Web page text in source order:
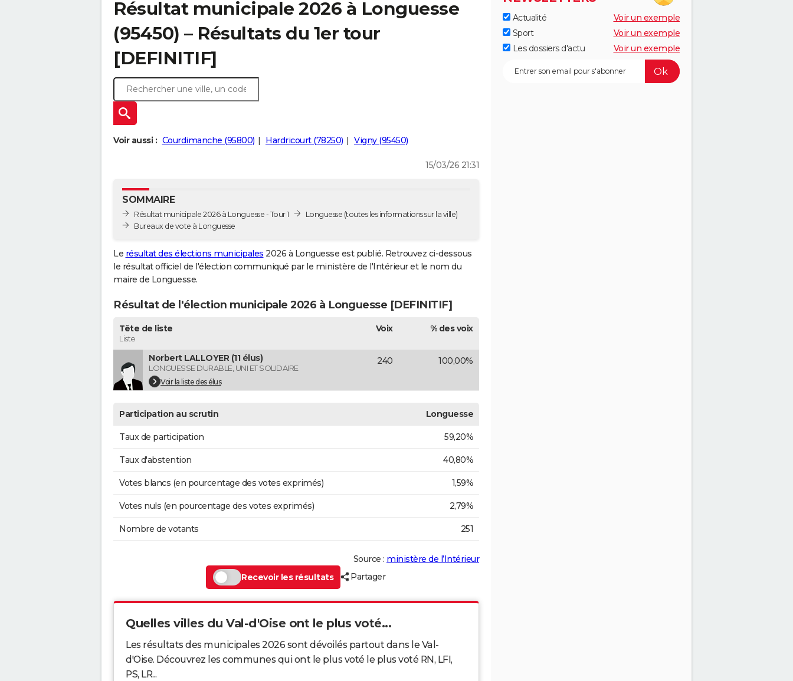
Résultat municipale 2026 à Longuesse
(95450) – Résultats du 1er tour
[DEFINITIF]
Voir aussi : Courdimanche (95800) Hardricourt (78250) Vigny (95450)
15/03/26 21:31
SOMMAIRE
Résultat municipale 2026 à Longuesse - Tour 1
Bureaux de vote à Longuesse
Longuesse (toutes les informations sur la ville)
Le résultat des élections municipales 2026 à Longuesse est publié. Retrouvez ci-dessous
le résultat officiel de l'élection communiqué par le ministère de l'Intérieur et le nom du
maire de Longuesse.
Résultat de l'élection municipale 2026 à Longuesse [DEFINITIF]
Tête de liste
Liste
Voix % des voix
Norbert LALLOYER (11 élus)
LONGUESSE DURABLE, UNI ET SOLIDAIRE
Voir la liste des élus
240 100,00%
Participation au scrutin Longuesse
Taux de participation 59,20%
Taux d'abstention 40,80%
Votes blancs (en pourcentage des votes exprimés) 1,59%
Votes nuls (en pourcentage des votes exprimés) 2,79%
Nombre de votants 251
Source : ministère de l’Intérieur
Recevoir les résultats
Partager
Quelles villes du Val-d'Oise ont le plus voté...
Les résultats des municipales 2026 sont dévoilés partout dans le Val-
d'Oise. Découvrez les communes qui ont le plus voté le plus voté RN, LFI,
PS, LR...
Actualité
Voir un exemple
Sport
Voir un exemple
Les dossiers d'actu
Voir un exemple